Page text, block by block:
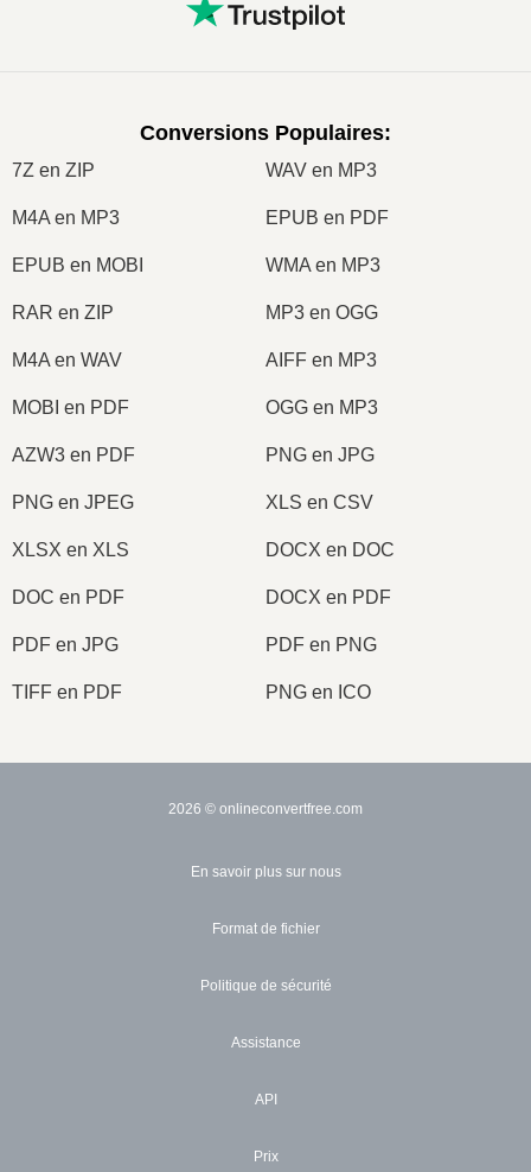
Conversions Populaires:
7Z en ZIP WAV en MP3
M4A en MP3 EPUB en PDF
EPUB en MOBI WMA en MP3
RAR en ZIP MP3 en OGG
M4A en WAV AIFF en MP3
MOBI en PDF OGG en MP3
AZW3 en PDF PNG en JPG
PNG en JPEG XLS en CSV
XLSX en XLS DOCX en DOC
DOC en PDF DOCX en PDF
PDF en JPG PDF en PNG
TIFF en PDF PNG en ICO
2026 © onlineconvertfree.com
En savoir plus sur nous
Format de fichier
Politique de sécurité
Assistance
API
Prix